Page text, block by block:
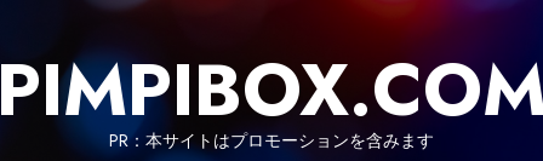
content
PR：本サイトはプロモーションを含みます